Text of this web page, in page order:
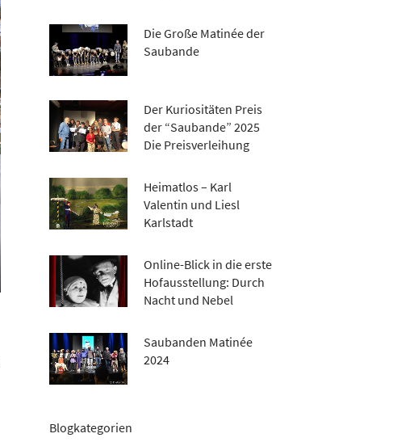
Die Große Matinée der
Saubande
Der Kuriositäten Preis
der “Saubande” 2025
Die Preisverleihung
Heimatlos – Karl
Valentin und Liesl
Karlstadt
Online-Blick in die erste
Hofausstellung: Durch
Nacht und Nebel
Saubanden Matinée
2024
Blogkategorien